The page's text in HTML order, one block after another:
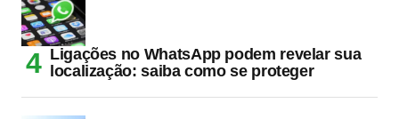
Ligações no WhatsApp podem revelar sua
localização: saiba como se proteger